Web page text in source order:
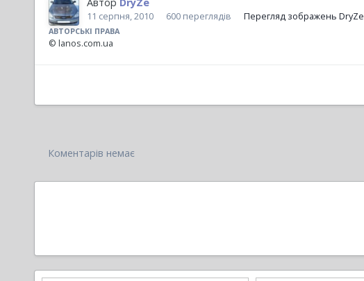
11 серпня, 2010 600 переглядів Перегляд зображень DryZe
АВТОРСЬКІ ПРАВА
© lanos.com.ua
Коментарів немає